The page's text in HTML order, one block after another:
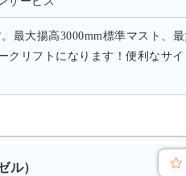
最大揚高3000mm標準マスト、
クリフトになります！便利なサ
ル）